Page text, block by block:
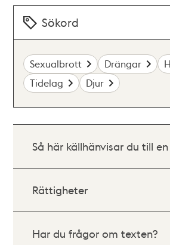
Sökord
Sexualbrott Drängar
Tidelag
Djur
Så här källhänvisar du till
Rättigheter
Har du frågor om texten?